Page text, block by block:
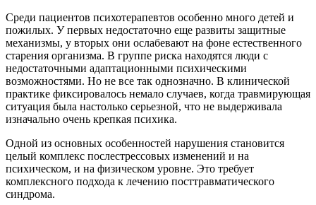
Среди пациентов психотерапевтов особенно много детей и
пожилых. У первых недостаточно еще развиты защитные
механизмы, у вторых они ослабевают на фоне естественного
старения организма. В группе риска находятся люди с
недостаточными адаптационными психическими
возможностями. Но не все так однозначно. В клинической
практике фиксировалось немало случаев, когда травмирующая
ситуация была настолько серьезной, что не выдерживала
изначально очень крепкая психика.
Одной из основных особенностей нарушения становится
целый комплекс послестрессовых изменений и на
психическом, и на физическом уровне. Это требует
комплексного подхода к лечению посттравматического
синдрома.